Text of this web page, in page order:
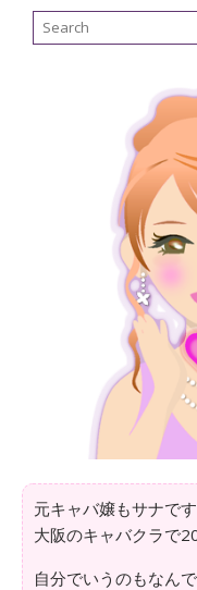
元キャバ嬢もサナで
大阪のキャバクラで
自分でいうのもなん